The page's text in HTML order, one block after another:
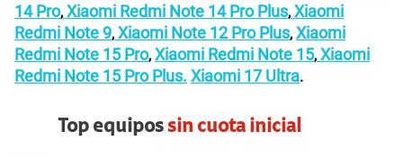
14 Pro, Xiaomi Redmi Note 14 Pro Plus, Xiaomi
Redmi Note 9, Xiaomi Note 12 Pro Plus, Xiaomi
Redmi Note 15 Pro, Xiaomi Redmi Note 15, Xiaomi
Redmi Note 15 Pro Plus. Xiaomi 17 Ultra.
Top equipossin cuota inicial